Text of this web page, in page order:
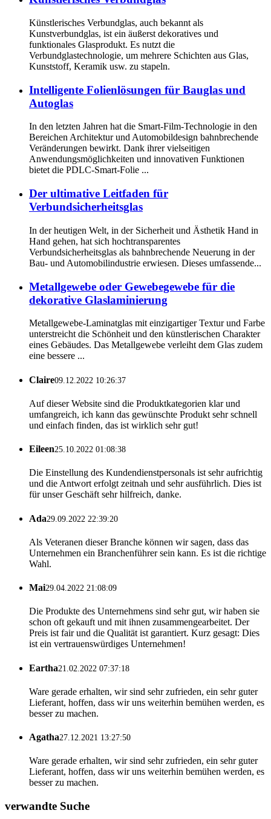
Künstlerisches Verbundglas, auch bekannt als
Kunstverbundglas, ist ein äußerst dekoratives und
funktionales Glasprodukt. Es nutzt die
Verbundglastechnologie, um mehrere Schichten aus Glas,
Kunststoff, Keramik usw. zu stapeln.
Intelligente Folienlösungen für Bauglas und
Autoglas
In den letzten Jahren hat die Smart-Film-Technologie in den
Bereichen Architektur und Automobildesign bahnbrechende
Veränderungen bewirkt. Dank ihrer vielseitigen
Anwendungsmöglichkeiten und innovativen Funktionen
bietet die PDLC-Smart-Folie ...
Der ultimative Leitfaden für
Verbundsicherheitsglas
In der heutigen Welt, in der Sicherheit und Ästhetik Hand in
Hand gehen, hat sich hochtransparentes
Verbundsicherheitsglas als bahnbrechende Neuerung in der
Bau- und Automobilindustrie erwiesen. Dieses umfassende...
Metallgewebe oder Gewebegewebe für die
dekorative Glaslaminierung
Metallgewebe-Laminatglas mit einzigartiger Textur und Farbe
unterstreicht die Schönheit und den künstlerischen Charakter
eines Gebäudes. Das Metallgewebe verleiht dem Glas zudem
eine bessere ...
Claire09.12.2022 10:26:37
Auf dieser Website sind die Produktkategorien klar und
umfangreich, ich kann das gewünschte Produkt sehr schnell
und einfach finden, das ist wirklich sehr gut!
Eileen25.10.2022 01:08:38
Die Einstellung des Kundendienstpersonals ist sehr aufrichtig
und die Antwort erfolgt zeitnah und sehr ausführlich. Dies ist
für unser Geschäft sehr hilfreich, danke.
Ada29.09.2022 22:39:20
Als Veteranen dieser Branche können wir sagen, dass das
Unternehmen ein Branchenführer sein kann. Es ist die richtige
Wahl.
Mai29.04.2022 21:08:09
Die Produkte des Unternehmens sind sehr gut, wir haben sie
schon oft gekauft und mit ihnen zusammengearbeitet. Der
Preis ist fair und die Qualität ist garantiert. Kurz gesagt: Dies
ist ein vertrauenswürdiges Unternehmen!
Eartha21.02.2022 07:37:18
Ware gerade erhalten, wir sind sehr zufrieden, ein sehr guter
Lieferant, hoffen, dass wir uns weiterhin bemühen werden, es
besser zu machen.
Agatha27.12.2021 13:27:50
Ware gerade erhalten, wir sind sehr zufrieden, ein sehr guter
Lieferant, hoffen, dass wir uns weiterhin bemühen werden, es
besser zu machen.
verwandte Suche